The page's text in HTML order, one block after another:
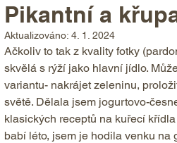
Pikantní a
Aktualizováno: 4. 1. 2024
Ačkoliv to tak z kvality fotky
skvělá s rýží jako hlavní jídlo.
variantu- nakrájet zeleninu,
světě. Dělala jsem jogurtovo-
klasických receptů na kuřecí
babí léto, jsem je hodila venku